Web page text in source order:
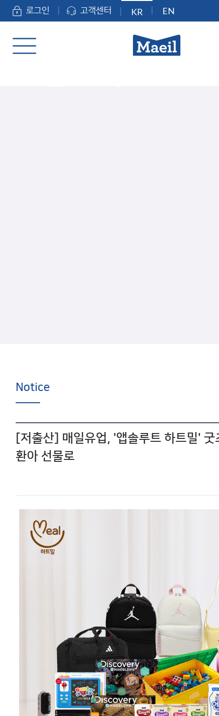
로그인 고객센터 KR EN
Notice
[저출산] 매일유업, '앱솔루트 하트밀' 굿
환아 선물로